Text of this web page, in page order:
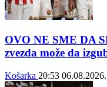
OVO NE SME DA
zvezda može da
Košarka 20:53 06.08.2026.